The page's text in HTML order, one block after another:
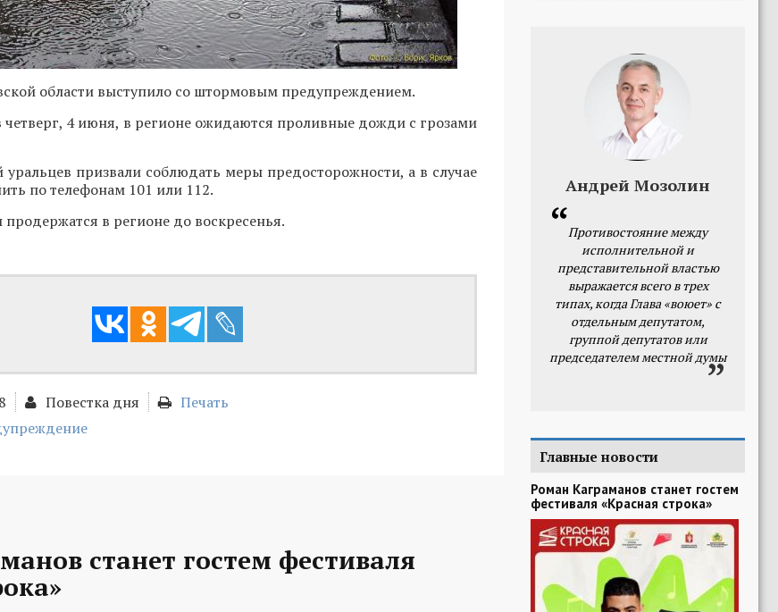
области выступило со штормовым предупреждением.
четверг, 4 июня, в регионе ожидаются проливные дожди с грозами
уральцев призвали соблюдать меры предосторожности, а в случае
по телефонам 101 или 112.
в регионе до воскресенья.
Повестка дня
Печать
станет гостем фестиваля
Андрей Мозолин
Противостояние между
исполнительной и
представительной властью
выражается всего в трех
типах, когда Глава «воюет» с
отдельным депутатом,
группой депутатов или
председателем местной думы
Главные новости
Роман Каграманов станет гостем
фестиваля «Красная строка»